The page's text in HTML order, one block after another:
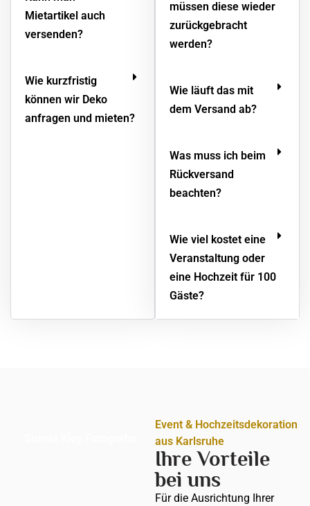
Mietartikel auch
versenden?
Wie kurzfristig
können wir Deko
anfragen und mieten?
müssen diese wieder
zurückgebracht
werden?
Wie läuft das mit
dem Versand ab?
Was muss ich beim
Rückversand
beachten?
Wie viel kostet eine
Veranstaltung oder
eine Hochzeit für 100
Gäste?
Event & Hochzeitsdekoration
aus Karlsruhe
Ihre Vorteile
bei uns
Für die Ausrichtung Ihrer